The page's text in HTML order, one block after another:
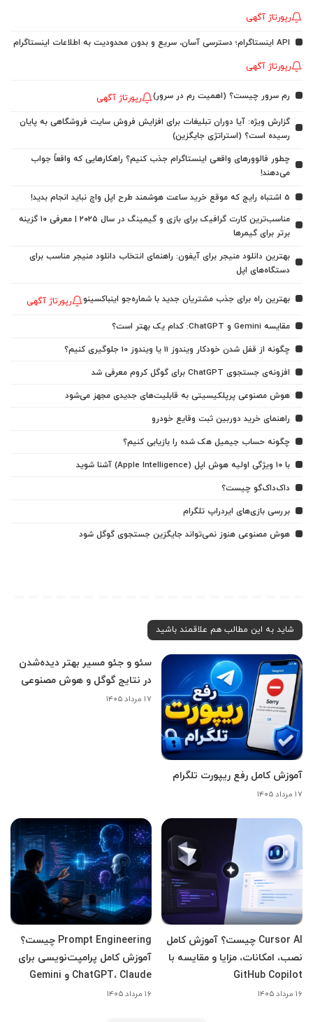
رپورتاژ آگهی
API اینستاگرام؛ دسترسی آسان، سریع و بدون محدودیت به اطلاعات اینستاگرام
رپورتاژ آگهی
رم سرور چیست؟ (اهمیت رم در سرور) رپورتاژ آگهی
گزارش ویژه: آیا دوران تبلیغات برای افزایش فروش سایت فروشگاهی به پایان
رسیده است؟ (استراتژی جایگزین)
چطور فالوورهای واقعی اینستاگرام جذب کنیم؟ راهکارهایی که واقعاً جواب
می‌دهند!
5 اشتباه رایج که موقع خرید ساعت هوشمند طرح اپل واچ نباید انجام بدید!
مناسب‌ترین کارت گرافیک برای بازی و گیمینگ در سال ۲۰۲۵ | معرفی ۱۰ گزینه
برتر برای گیمرها
بهترین دانلود منیجر برای آیفون: راهنمای انتخاب دانلود منیجر مناسب برای
دستگاه‌های اپل
بهترین راه برای جذب مشتریان جدید با شماره‌جو اینباکسینو رپورتاژ آگهی
مقایسه Gemini و ChatGPT: کدام یک بهتر است؟
چگونه از قفل شدن خودکار ویندوز 11 یا ویندوز 10 جلوگیری کنیم؟
افزونه‌ی جستجوی ChatGPT برای گوگل کروم معرفی شد
هوش مصنوعی پرپلکیسیتی به قابلیت‌های جدیدی مجهز می‌شود
راهنمای خرید دوربین ثبت وقایع خودرو
چگونه حساب جیمیل هک شده را بازیابی کنیم؟
با ۱۰ ویژگی اولیه هوش اپل (Apple Intelligence) آشنا شوید
داک‌داک‌گو چیست؟
بررسی بازی‌های ایردراپ تلگرام
هوش مصنوعی هنوز نمی‌تواند جایگزین جستجوی گوگل شود
شاید به این مطالب هم علاقمند باشید
آموزش کامل رفع ریپورت تلگرام
۱۷ مرداد ۱۴۰۵
سئو و جئو مسیر بهتر دیده‌شدن
در نتایج گوگل و هوش مصنوعی
۱۷ مرداد ۱۴۰۵
Cursor AI چیست؟ آموزش کامل
نصب، امکانات، مزایا و مقایسه با
GitHub Copilot
۱۶ مرداد ۱۴۰۵
Prompt Engineering چیست؟
آموزش کامل پرامپت‌نویسی برای
ChatGPT، Claude و Gemini
۱۶ مرداد ۱۴۰۵